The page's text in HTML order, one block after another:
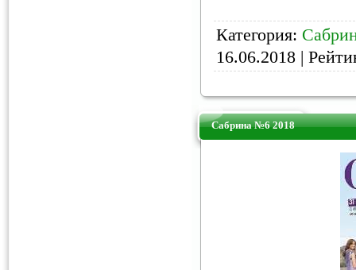
Категория:
16.06.2018 |
Сабрина №6 2018